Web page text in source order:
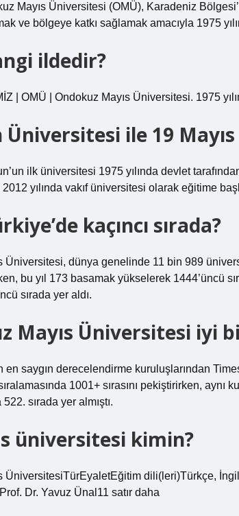
Mayıs Üniversitesi (OMÜ), Karadeniz
ve bölgeye katkı sağlamak amacıyla 1975
ildedir?
| OMÜ | Ondokuz Mayıs Üniversitesi. 1975
Üniversitesi ile 19
ilk üniversitesi 1975 yılında devlet
yılında vakıf üniversitesi olarak eğitime
kaçıncı sırada?
Üniversitesi, dünya genelinde 11 bin 989
bu yıl 173 basamak yükselerek 1444’üncü
sırada yer aldı.
Mayıs Üniversitesi iyi
en saygın derecelendirme kuruluşlarından
1001+ sırasını pekiştirirken,
522. sırada yer almıştı.
üniversitesi kimin?
ÜniversitesiTürEyaletEğitim dili(leri)Türkçe,
Dr. Yavuz Ünal11 satır daha